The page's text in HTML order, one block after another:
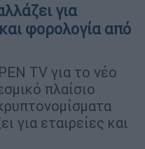
για
φορολογία από
TV για το νέο
πλαίσιο
για εταιρείες και